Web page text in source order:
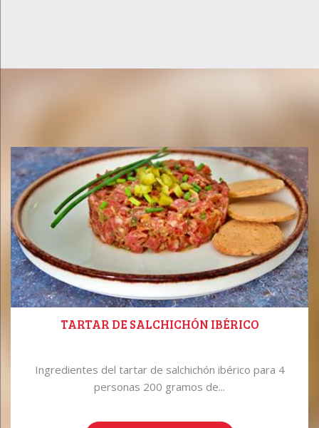
TARTAR DE SALCHICHÓN IBÉRICO
Ingredientes del tartar de salchichón ibérico para 4
personas 200 gramos de...